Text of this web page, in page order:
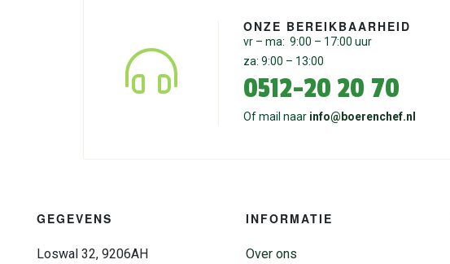
ONZE BEREIKBAARHEID
vr – ma: 9:00 – 17:00 uur
za: 9:00 – 13:00
0512-20 20 70
Of mail naar info@boerenchef.nl
GEGEVENS
Loswal 32, 9206AH
INFORMATIE
Over ons